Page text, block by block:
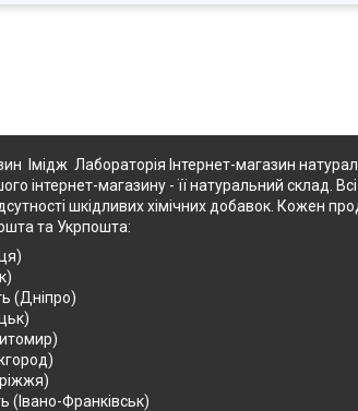
Імідж Лабораторія Інтернет-магазин
інтернет-магазину - її натуральний склад.
шкідливих хімічних добавок. Кожен
та Укрпошта:
(Дніпро)
(Івано-Франківськ)